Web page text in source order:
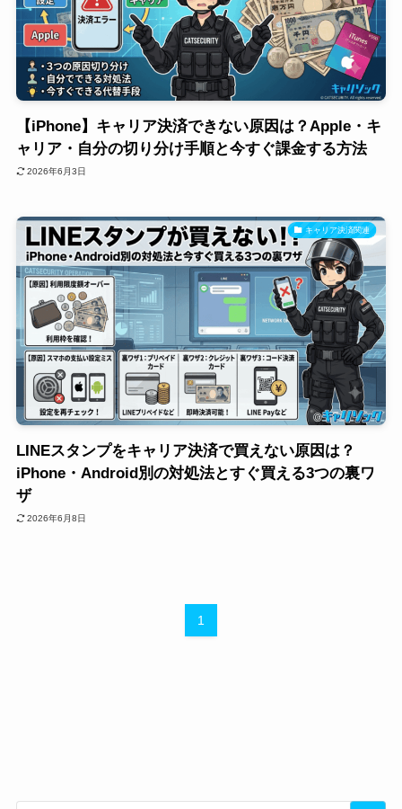
【iPhone】キャリア決済できない原因は？Apple・キ
ャリア・自分の切り分け手順と今すぐ課金する方法
2026年6月3日
キャリア決済関連
LINEスタンプをキャリア決済で買えない原因は？
iPhone・Android別の対処法とすぐ買える3つの裏ワ
ザ
2026年6月8日
1